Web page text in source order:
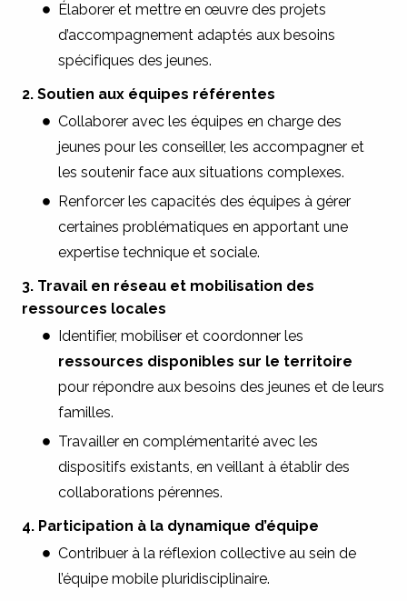
Élaborer et mettre en œuvre des projets
d’accompagnement adaptés aux besoins
spécifiques des jeunes.
2. Soutien aux équipes référentes
Collaborer avec les équipes en charge des
jeunes pour les conseiller, les accompagner et
les soutenir face aux situations complexes.
Renforcer les capacités des équipes à gérer
certaines problématiques en apportant une
expertise technique et sociale.
3. Travail en réseau et mobilisation des
ressources locales
Identifier, mobiliser et coordonner les
ressources disponibles sur le territoire
pour répondre aux besoins des jeunes et de leurs
familles.
Travailler en complémentarité avec les
dispositifs existants, en veillant à établir des
collaborations pérennes.
4. Participation à la dynamique d’équipe
Contribuer à la réflexion collective au sein de
l’équipe mobile pluridisciplinaire.